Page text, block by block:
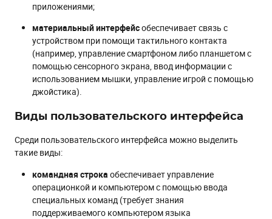
приложениями;
материальныйинтерфейсобеспечивает связь с
устройством при помощи тактильного контакта
(например, управление смартфоном либо планшетом с
помощью сенсорного экрана, ввод информации с
использованием мышки, управление игрой с помощью
джойстика).
Виды пользовательского интерфейса
Среди пользовательского интерфейса можно выделить
такие виды:
командная строка обеспечивает управление
операционкой и компьютером с помощью ввода
специальных команд (требует знания
поддерживаемого компьютером языка